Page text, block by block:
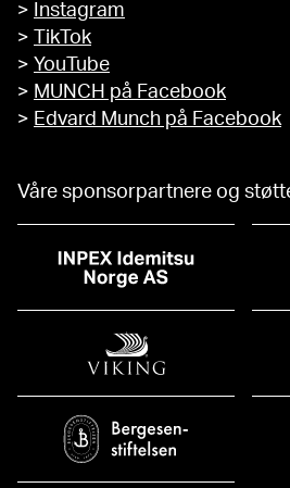
>
Instagram
>
TikTok
> YouTube
> MUNCH på Facebook
> Edvard Munch på Facebook
Våre sponsorpartnere og